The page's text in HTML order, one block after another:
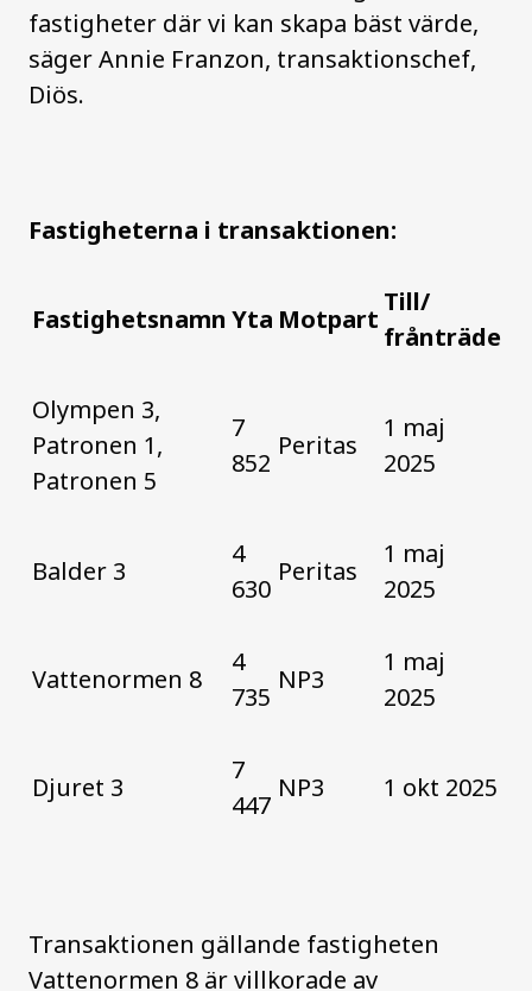
fastigheter där vi kan skapa bäst värde,
säger Annie Franzon, transaktionschef,
Diös.
Fastigheterna i transaktionen:
Fastighetsnamn Yta Motpart
Till/
frånträde
Olympen 3,
Patronen 1,
Patronen 5
7
852
Peritas
1 maj
2025
Balder 3
4
630
Peritas
1 maj
2025
Vattenormen 8
4
735
NP3
1 maj
2025
Djuret 3
7
447
NP3 1 okt 2025
Transaktionen gällande fastigheten
Vattenormen 8 är villkorade av